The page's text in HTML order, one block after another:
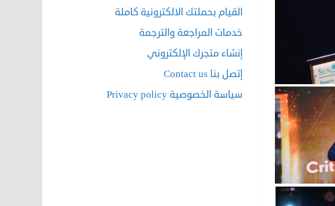
القيام بحملتك الالكترونية كاملة
خدمات المراجعة والترجمة
إنشاء متجرك الإلكتروني
إتصل بنا Contact us
سياسة الخصوصية Privacy policy